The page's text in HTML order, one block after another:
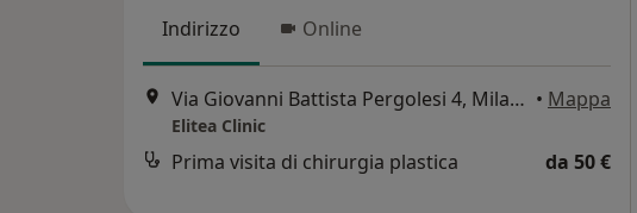
Indirizzo Online
Via Giovanni Battista Pergolesi 4, Milano • Mappa
Elitea Clinic
Prima visita di chirurgia plastica da 50 €